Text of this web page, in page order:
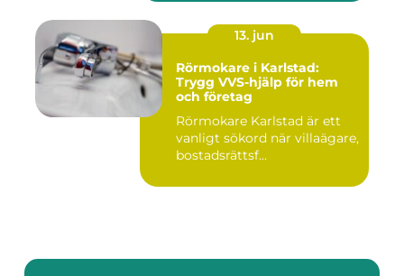
13. jun
Rörmokare i Karlstad:
Trygg VVS-hjälp för hem
och företag
Rörmokare Karlstad är ett
vanligt sökord när villaägare,
bostadsrättsf...